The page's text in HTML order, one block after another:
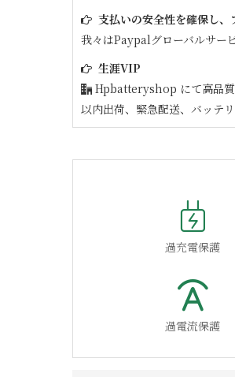
支払いの安全性を確保し、
我々はPaypalグローバルサー
生涯VIP
Hpbatteryshop にて高品質
以内出荷、緊急配送、バッテ
過充電保護
過電流保護